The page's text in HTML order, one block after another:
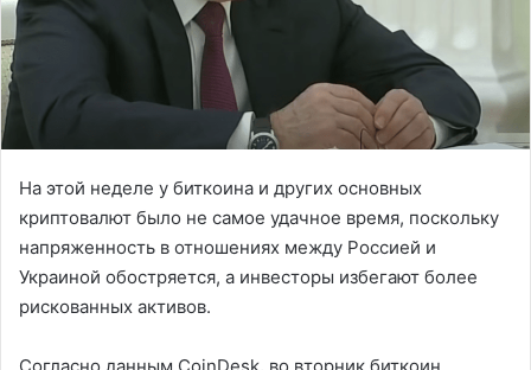
На этой неделе у биткоина и других основных
криптовалют было не самое удачное время, поскольку
напряженность в отношениях между Россией и
Украиной обостряется, а инвесторы избегают более
рискованных активов.